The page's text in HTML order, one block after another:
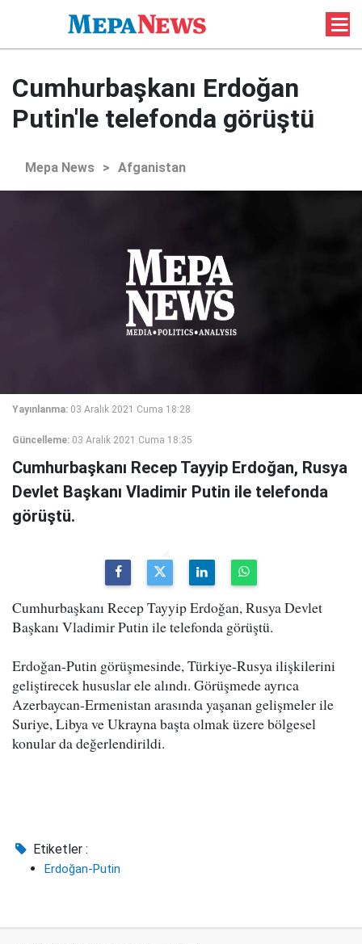
Cumhurbaşkanı Erdoğan
Putin'le telefonda görüştü
Mepa News > Afganistan
Yayınlanma: 03 Aralık 2021 Cuma 18:28
Güncelleme: 03 Aralık 2021 Cuma 18:35
Cumhurbaşkanı Recep Tayyip Erdoğan, Rusya
Devlet Başkanı Vladimir Putin ile telefonda
görüştü.
Cumhurbaşkanı Recep Tayyip Erdoğan, Rusya Devlet
Başkanı Vladimir Putin ile telefonda görüştü.
Erdoğan-Putin görüşmesinde, Türkiye-Rusya ilişkilerini
geliştirecek hususlar ele alındı. Görüşmede ayrıca
Azerbaycan-Ermenistan arasında yaşanan gelişmeler ile
Suriye, Libya ve Ukrayna başta olmak üzere bölgesel
konular da değerlendirildi.
Etiketler :
Erdoğan-Putin